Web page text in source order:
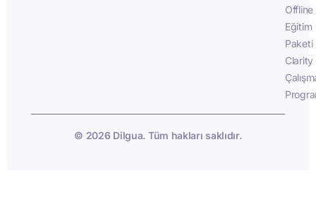
Offline
Eğitim
Paketi
Clarity
© 2026 Dilgua. Tüm hakları saklıdır.